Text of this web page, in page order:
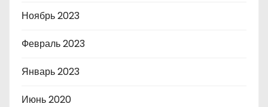
Ноябрь 2023
Февраль 2023
Январь 2023
Июнь 2020